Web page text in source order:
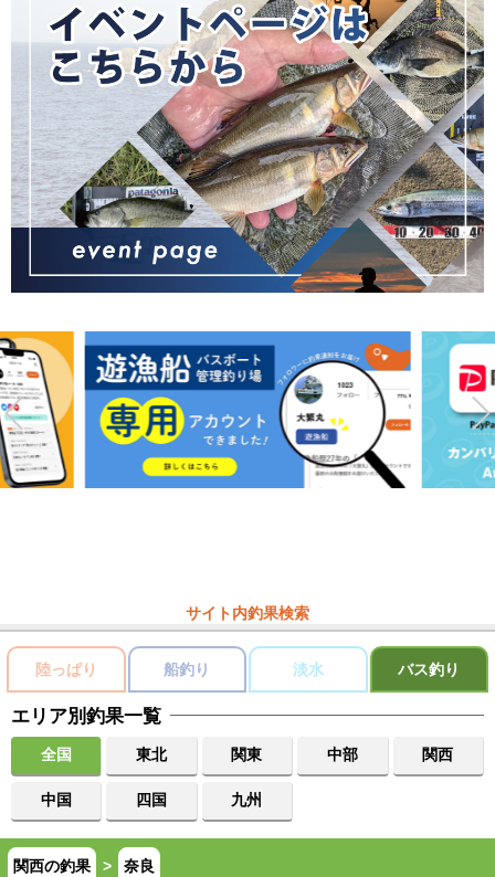
サイト内釣果検索
陸っぱり 船釣り 淡水 バス釣り
エリア別釣果一覧
全国 東北 関東 中部 関西
中国 四国 九州
関西の釣果 > 奈良